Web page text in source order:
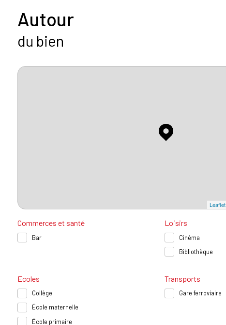
Autour
du bien
Leaflet
Commerces et santé
Bar
Loisirs
Cinéma
Bibliothèque
Ecoles
Collège
École maternelle
École primaire
Transports
Gare ferroviaire